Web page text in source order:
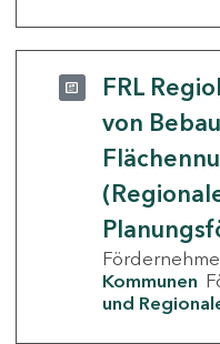
FRL
von
Kommunen
und